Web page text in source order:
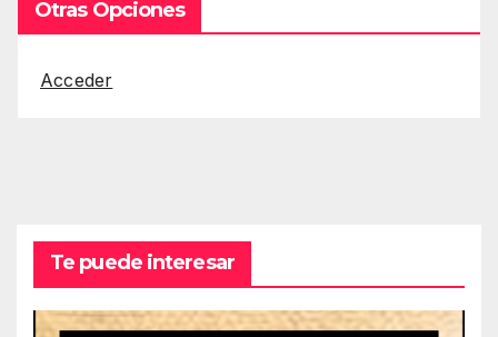
Otras Opciones
Acceder
Te puede interesar